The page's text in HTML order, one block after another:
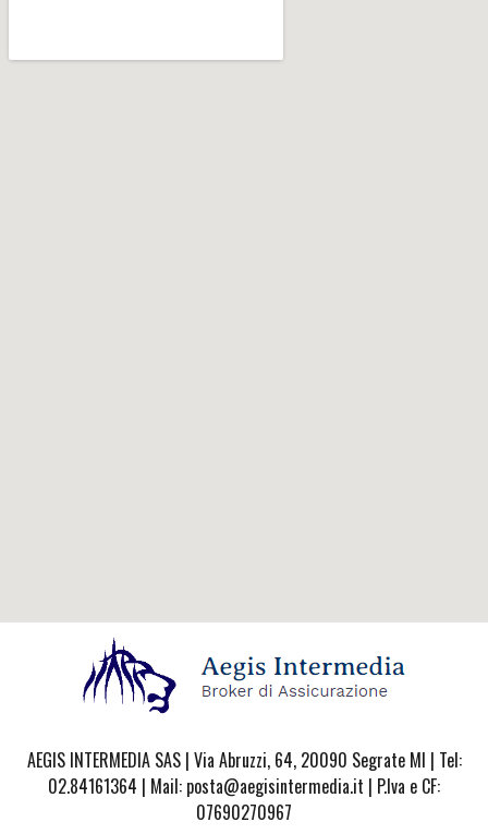
AEGIS INTERMEDIA SAS | Via Abruzzi, 64, 20090 Segrate MI | Tel:
02.84161364 | Mail: posta@aegisintermedia.it | P.Iva e CF:
07690270967